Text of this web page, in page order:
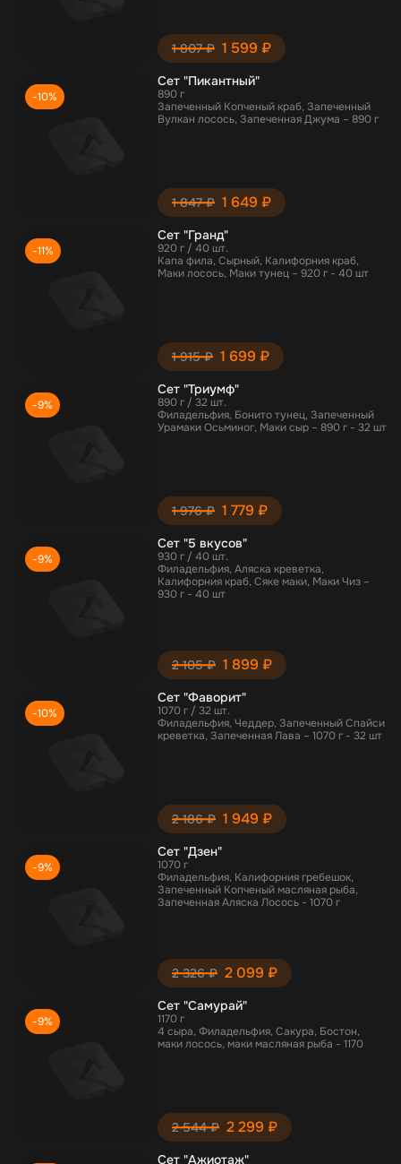
1 807 ₽ 1 599 ₽
-10%
Сет "Пикантный"
890 г
Запеченный Копченый краб, Запеченный
Вулкан лосось, Запеченная Джума – 890 г
1 847 ₽ 1 649 ₽
-11%
Сет "Гранд"
920 г / 40 шт.
Капа фила, Сырный, Калифорния краб,
Маки лосось, Маки тунец – 920 г - 40 шт
1 915 ₽ 1 699 ₽
-9%
Сет "Триумф"
890 г / 32 шт.
Филадельфия, Бонито тунец, Запеченный
Урамаки Осьминог, Маки сыр – 890 г - 32 шт
1 976 ₽ 1 779 ₽
-9%
Сет "5 вкусов"
930 г / 40 шт.
Филадельфия, Аляска креветка,
Калифорния краб, Сяке маки, Маки Чиз –
930 г - 40 шт
2 105 ₽ 1 899 ₽
-10%
Сет "Фаворит"
1070 г / 32 шт.
Филадельфия, Чеддер, Запеченный Спайси
креветка, Запеченная Лава – 1070 г - 32 шт
2 186 ₽ 1 949 ₽
-9%
Сет "Дзен"
1070 г
Филадельфия, Калифорния гребешок,
Запеченный Копченый масляная рыба,
Запеченная Аляска Лосось - 1070 г
2 326 ₽ 2 099 ₽
-9%
Сет "Самурай"
1170 г
4 сыра, Филадельфия, Сакура, Бостон,
маки лосось, маки масляная рыба - 1170
2 544 ₽ 2 299 ₽
Сет "Ажиотаж"